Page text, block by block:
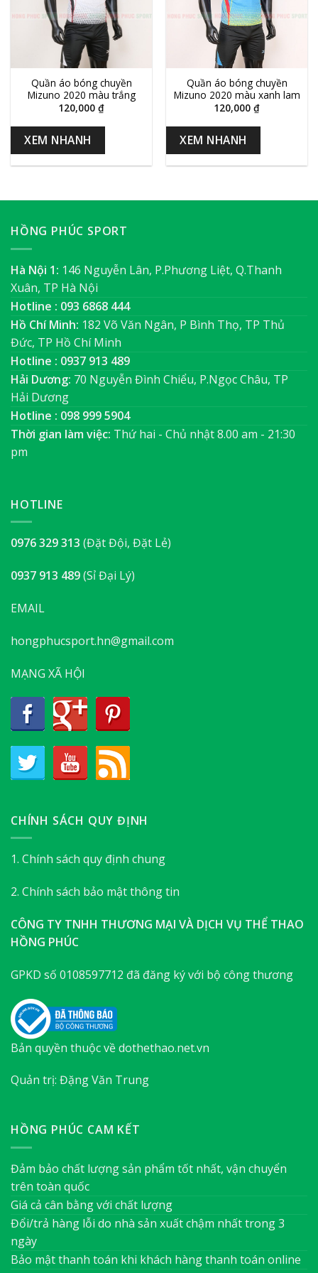
Quần áo bóng chuyền
Mizuno 2020 màu trắng
120,000 ₫
XEM NHANH
Quần áo bóng chuyền
Mizuno 2020 màu xanh lam
120,000 ₫
XEM NHANH
HỒNG PHÚC SPORT
Hà Nội 1: 146 Nguyễn Lân, P.Phương Liệt, Q.Thanh
Xuân, TP Hà Nội
Hotline : 093 6868 444
Hồ Chí Minh: 182 Võ Văn Ngân, P Bình Thọ, TP Thủ
Đức, TP Hồ Chí Minh
Hotline : 0937 913 489
Hải Dương: 70 Nguyễn Đình Chiểu, P.Ngọc Châu, TP
Hải Dương
Hotline : 098 999 5904
Thời gian làm việc: Thứ hai - Chủ nhật 8.00 am - 21:30
pm
HOTLINE
0976 329 313 (Đặt Đội, Đặt Lẻ)
0937 913 489(Sỉ Đại Lý)
EMAIL
hongphucsport.hn@gmail.com
MẠNG XÃ HỘI
CHÍNH SÁCH QUY ĐỊNH
1. Chính sách quy định chung
2. Chính sách bảo mật thông tin
CÔNG TY TNHH THƯƠNG MẠI VÀ DỊCH VỤ THỂ THAO
HỒNG PHÚC
GPKD số 0108597712 đã đăng ký với bộ công thương
Bản quyền thuộc về dothethao.net.vn
Quản trị: Đặng Văn Trung
HỒNG PHÚC CAM KẾT
Đảm bảo chất lượng sản phẩm tốt nhất, vận chuyển
trên toàn quốc
Giá cả cân bằng với chất lượng
Đổi/trả hàng lỗi do nhà sản xuất chậm nhất trong 3
ngày
Bảo mật thanh toán khi khách hàng thanh toán online